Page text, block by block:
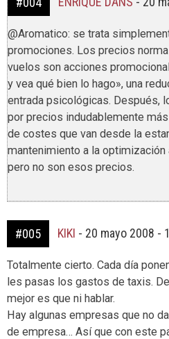
@Aromatico: se trata
promociones. Los precios
vuelos son acciones
y vea qué bien lo hago», una
entrada psicológicas. Después,
por precios indudablemente
de costes que van desde la
mantenimiento a la
pero no son esos precios.
#005 KIKI - 20 mayo 2008 -
Totalmente cierto. Cada día
les pasas los gastos de taxis.
mejor es que ni hablar.
Hay algunas empresas que no
de empresa… Así que con este